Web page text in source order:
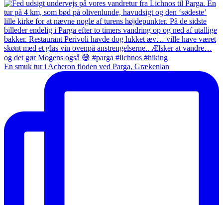
En smuk tur i Acheron floden ved Parga, Grækenlan